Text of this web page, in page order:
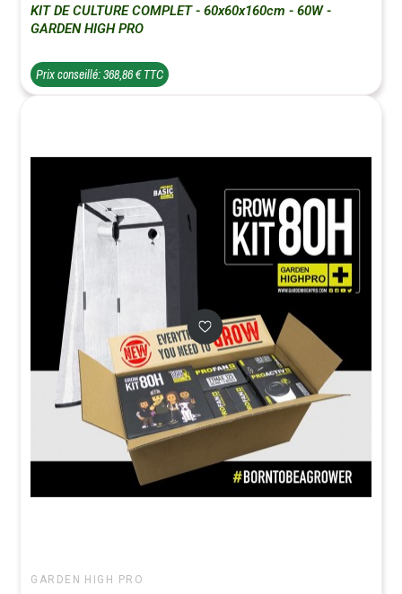
KIT DE CULTURE COMPLET - 60x60x160cm - 60W -
GARDEN HIGH PRO
Prix conseillé: 368,86 € TTC
GARDEN HIGH PRO